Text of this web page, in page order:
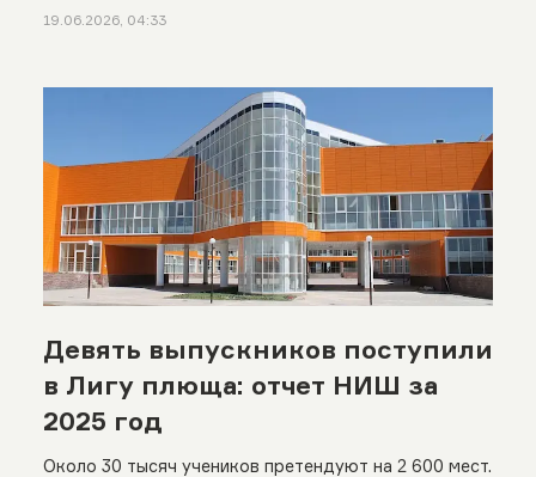
19.06.2026, 04:33
Девять выпускников поступили
в Лигу плюща: отчет НИШ за
2025 год
Около 30 тысяч учеников претендуют на 2 600 мест.